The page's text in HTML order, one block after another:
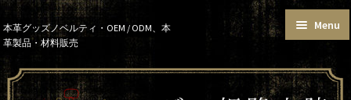
Skip
to
navigation
Skip
to
content
本革グッズノベルティ・OEM / ODM、本
革製品・材料販売
Menu
お買い物ガイド